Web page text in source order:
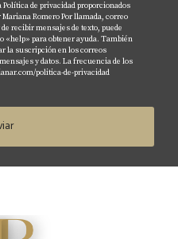
al elegir
como la proximidad
desarrollo urbano.
con expertos como
de privacidad proporcionados
Romero Por llamada, correo
recibir mensajes de texto, puede
«help» para obtener ayuda. También
la suscripción en los correos
y datos. La frecuencia de los
politica-de-privacidad